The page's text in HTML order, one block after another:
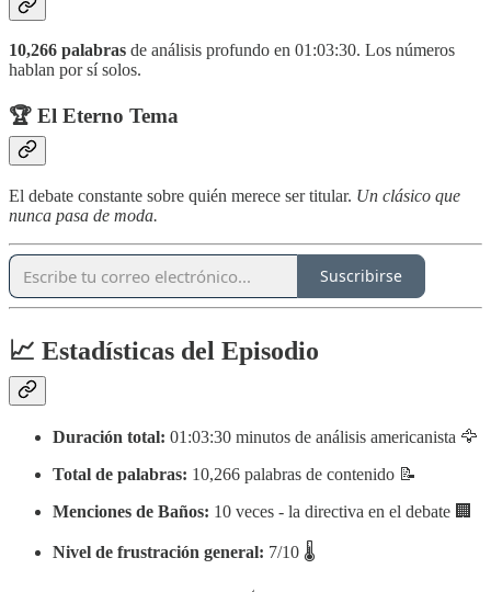
10,266 palabras de análisis profundo en 01:03:30. Los números
hablan por sí solos.
🏆 El Eterno Tema
El debate constante sobre quién merece ser titular. Un clásico que
nunca pasa de moda.
Suscribirse
📈 Estadísticas del Episodio
Duración total: 01:03:30 minutos de análisis americanista 🦅
Total de palabras: 10,266 palabras de contenido 📝
Menciones de Baños: 10 veces - la directiva en el debate 🏢
Nivel de frustración general: 7/10 🌡️